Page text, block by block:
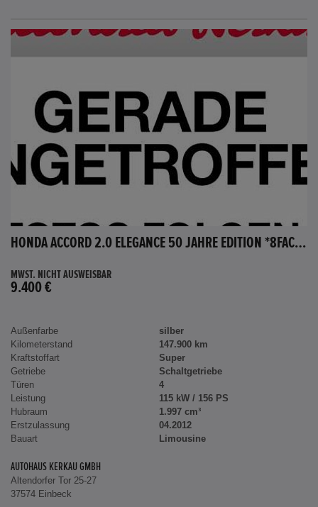
HONDA ACCORD 2.0 ELEGANCE 50 JAHRE EDITION *8FACH BEREIFT*
MWST. NICHT AUSWEISBAR
9.400 €
Außenfarbe
silber
Kilometerstand
147.900 km
Kraftstoffart
Super
Getriebe
Schaltgetriebe
Türen
4
Leistung
115 kW / 156 PS
Hubraum
1.997 cm³
Erstzulassung
04.2012
Bauart
Limousine
AUTOHAUS KERKAU GMBH
Altendorfer Tor 25-27
37574 Einbeck